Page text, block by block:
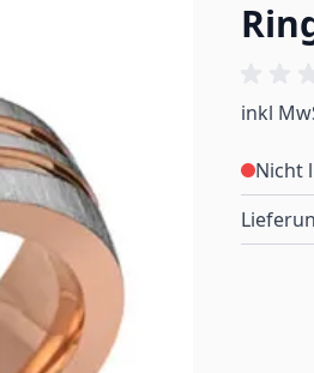
inkl
Nicht